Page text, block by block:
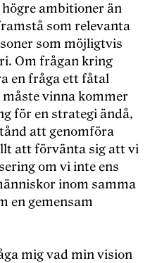
ambitioner än
som relevanta
som möjligtvis
Om frågan kring
en fråga ett fåtal
vinna kommer
för en strategi ändå,
att genomföra
att förvänta sig att vi
om vi inte ens
inom samma
en gemensam
mig vad min vision